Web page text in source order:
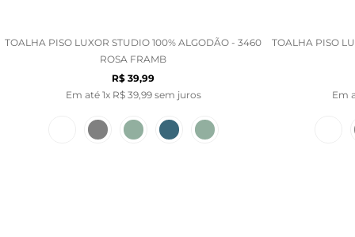
TOALHA PISO LUXOR STUDIO 100% ALGODÃO - 3460
ROSA FRAMB
R$ 39,99
Em até 1x R$ 39, 99sem juros
TOALHA PISO
Em